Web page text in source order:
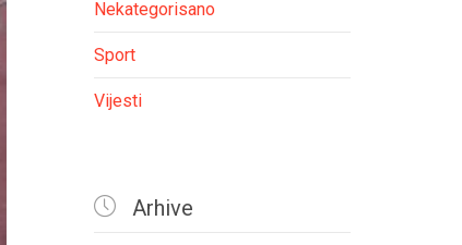
Nekategorisano
Sport
Vijesti
 Arhive